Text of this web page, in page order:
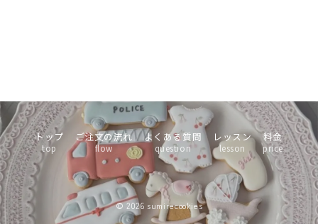
トップ
top
ご注文の流れ
flow
よくある質問
question
レッスン
lesson
料金
price
© 2026sumirecookies